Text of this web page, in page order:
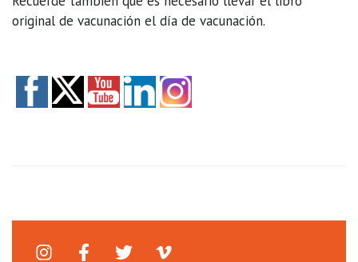
original de vacunación el día de vacunación.